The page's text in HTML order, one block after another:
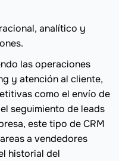
analítico y
las operaciones
y atención al cliente,
como el envío de
seguimiento de leads
este tipo de CRM
a vendedores
historial del